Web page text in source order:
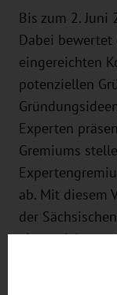
Bis zum 2.
Dabei
eingereichten
potenziellen
Experten
Gremiums
ab. Mit diesem
der
eingereicht
ausgewählten